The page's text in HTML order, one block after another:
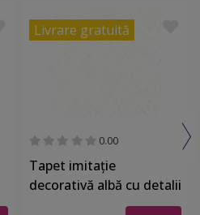
Livrare gratuită
0.00
Tapet imitaţie
decorativă albă cu detalii
argintii, Marburg 32034